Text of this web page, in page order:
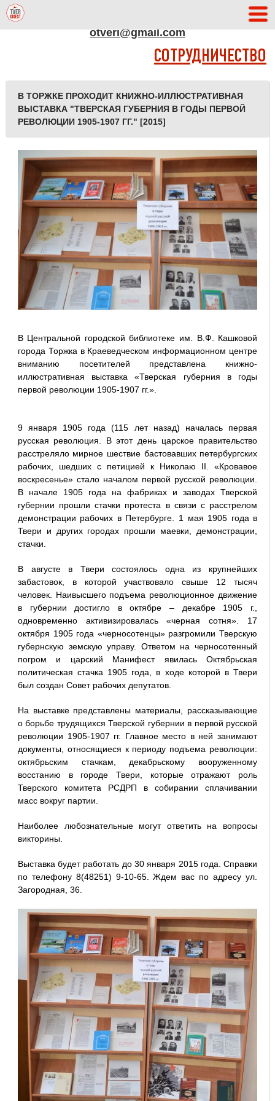
otveri@gmail.com
СОТРУДНИЧЕСТВО
В ТОРЖКЕ ПРОХОДИТ КНИЖНО-ИЛЛЮСТРАТИВНАЯ
ВЫСТАВКА "ТВЕРСКАЯ ГУБЕРНИЯ В ГОДЫ ПЕРВОЙ
РЕВОЛЮЦИИ 1905-1907 ГГ." [2015]
В Центральной городской библиотеке им. В.Ф. Кашковой
города Торжка в Краеведческом информационном центре
вниманию посетителей представлена книжно-
иллюстративная выставка «Тверская губерния в годы
первой революции 1905-1907 гг.».
9 января 1905 года (115 лет назад) началась первая
русская революция. В этот день царское правительство
расстреляло мирное шествие бастовавших петербургских
рабочих, шедших с петицией к Николаю II. «Кровавое
воскресенье» стало началом первой русской революции.
В начале 1905 года на фабриках и заводах Тверской
губернии прошли стачки протеста в связи с расстрелом
демонстрации рабочих в Петербурге. 1 мая 1905 года в
Твери и других городах прошли маевки, демонстрации,
стачки.
В августе в Твери состоялось одна из крупнейших
забастовок, в которой участвовало свыше 12 тысяч
человек. Наивысшего подъема революционное движение
в губернии достигло в октябре – декабре 1905 г.,
одновременно активизировалась «черная сотня». 17
октября 1905 года «черносотенцы» разгромили Тверскую
губернскую земскую управу. Ответом на черносотенный
погром и царский Манифест явилась Октябрьская
политическая стачка 1905 года, в ходе которой в Твери
был создан Совет рабочих депутатов.
На выставке представлены материалы, рассказывающие
о борьбе трудящихся Тверской губернии в первой русской
революции 1905-1907 гг. Главное место в ней занимают
документы, относящиеся к периоду подъема революции:
октябрьским стачкам, декабрьскому вооруженному
восстанию в городе Твери, которые отражают роль
Тверского комитета РСДРП в собирании сплачивании
масс вокруг партии.
Наиболее любознательные могут ответить на вопросы
викторины.
Выставка будет работать до 30 января 2015 года. Справки
по телефону 8(48251) 9-10-65. Ждем вас по адресу ул.
Загородная, 36.